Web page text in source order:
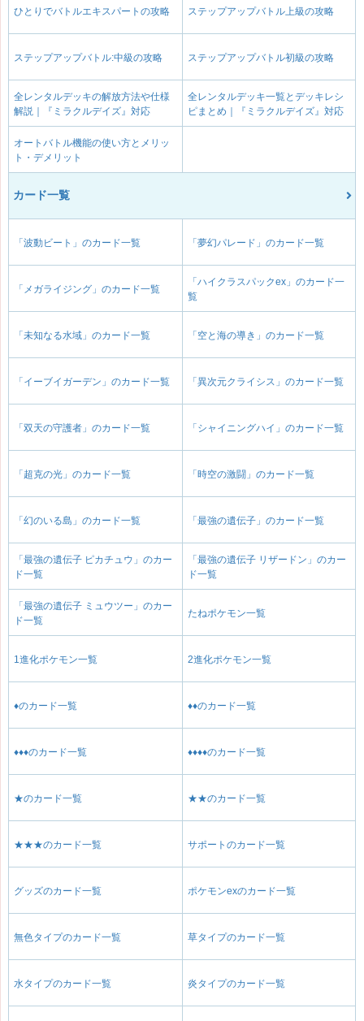
ひとりでバトルエキスパートの攻略 ステップアップバトル上級の攻略
ステップアップバトル:中級の攻略 ステップアップバトル初級の攻略
全レンタルデッキの解放方法や仕様
解説｜『ミラクルデイズ』対応
全レンタルデッキ一覧とデッキレシ
ピまとめ｜『ミラクルデイズ』対応
オートバトル機能の使い方とメリッ
ト・デメリット
カード一覧
「波動ビート」のカード一覧 「夢幻パレード」のカード一覧
「メガライジング」のカード一覧
「ハイクラスパックex」のカード一
覧
「未知なる水域」のカード一覧 「空と海の導き」のカード一覧
「イーブイガーデン」のカード一覧 「異次元クライシス」のカード一覧
「双天の守護者」のカード一覧 「シャイニングハイ」のカード一覧
「超克の光」のカード一覧 「時空の激闘」のカード一覧
「幻のいる島」のカード一覧 「最強の遺伝子」のカード一覧
「最強の遺伝子 ピカチュウ」のカー
ド一覧
「最強の遺伝子 リザードン」のカー
ド一覧
「最強の遺伝子 ミュウツー」のカー
ド一覧
たねポケモン一覧
1進化ポケモン一覧 2進化ポケモン一覧
♦のカード一覧 ♦♦のカード一覧
♦♦♦のカード一覧 ♦♦♦♦のカード一覧
★のカード一覧 ★★のカード一覧
★★★のカード一覧 サポートのカード一覧
グッズのカード一覧 ポケモンexのカード一覧
無色タイプのカード一覧 草タイプのカード一覧
水タイプのカード一覧 炎タイプのカード一覧